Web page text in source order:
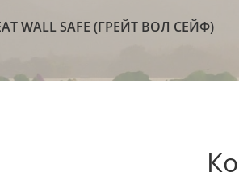
WALL SAFE (ГРЕЙТ ВОЛ СЕЙФ)